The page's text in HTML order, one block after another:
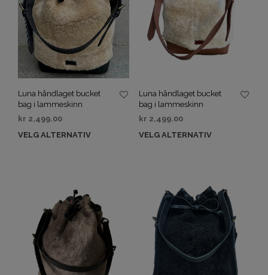
Luna håndlaget bucket
bag i lammeskinn
kr 2,499.00
VELG ALTERNATIV
Luna håndlaget bucket
bag i lammeskinn
kr 2,499.00
VELG ALTERNATIV